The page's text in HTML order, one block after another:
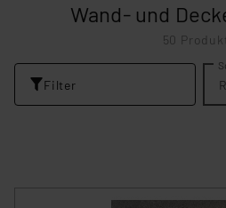
Wand- und
50
Filter